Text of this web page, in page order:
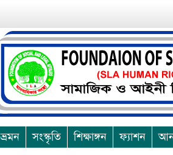
ভ্রমন সংস্কৃতি শিক্ষাঙ্গন ফ্যাশন